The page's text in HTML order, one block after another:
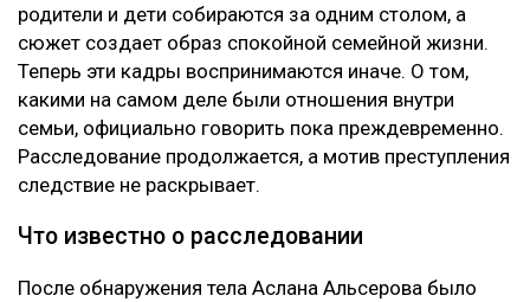
родители и дети собираются за одним столом, а
сюжет создает образ спокойной семейной жизни.
Теперь эти кадры воспринимаются иначе. О том,
какими на самом деле были отношения внутри
семьи, официально говорить пока преждевременно.
Расследование продолжается, а мотив преступления
следствие не раскрывает.
Что известно о расследовании
После обнаружения тела Аслана Альсерова было